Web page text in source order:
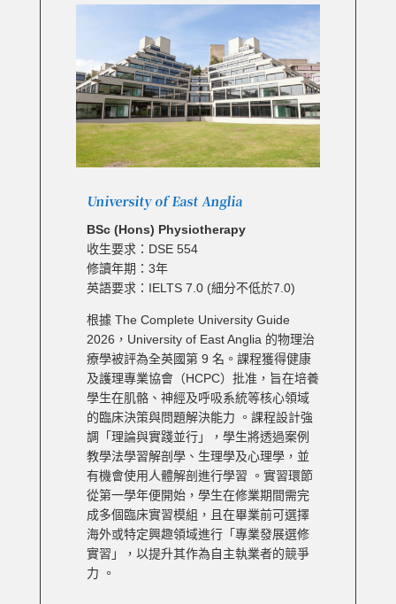
University of East Anglia
BSc (Hons) Physiotherapy
收生要求：DSE 554
修讀年期：3年
英語要求：IELTS 7.0 (細分不低於7.0)
根據 The Complete University Guide
2026，University of East Anglia 的物理治
療學被評為全英國第 9 名。 課程獲得健康
及護理專業協會（HCPC）批准，旨在培養
學生在肌骼、神經及呼吸系統等核心領域
的臨床決策與問題解決能力 。課程設計強
調「理論與實踐並行」，學生將透過案例
教學法學習解剖學、生理學及心理學，並
有機會使用人體解剖進行學習 。實習環節
從第一學年便開始，學生在修業期間需完
成多個臨床實習模組，且在畢業前可選擇
海外或特定興趣領域進行「專業發展選修
實習」，以提升其作為自主執業者的競爭
力 。